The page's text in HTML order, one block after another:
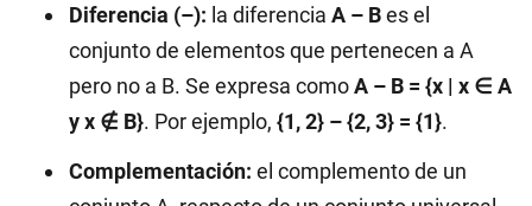
Diferencia (–): la diferencia A – Bes el
conjunto de elementos que pertenecen a A
pero no a B. Se expresa comoA – B = {x | x ∈ A
y x ∉ B}. Por ejemplo, {1, 2} – {2, 3} = {1}.
Complementación: el complemento de un